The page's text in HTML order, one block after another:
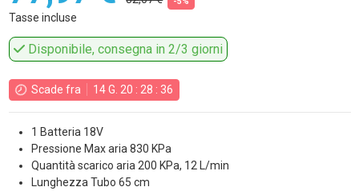
Tasse incluse
Disponibile, consegna in 2/3 giorni
Scade fra 14G. 20 : 28 : 35
1 Batteria 18V
Pressione Max aria 830 KPa
Quantità scarico aria 200 KPa, 12 L/min
Lunghezza Tubo 65 cm